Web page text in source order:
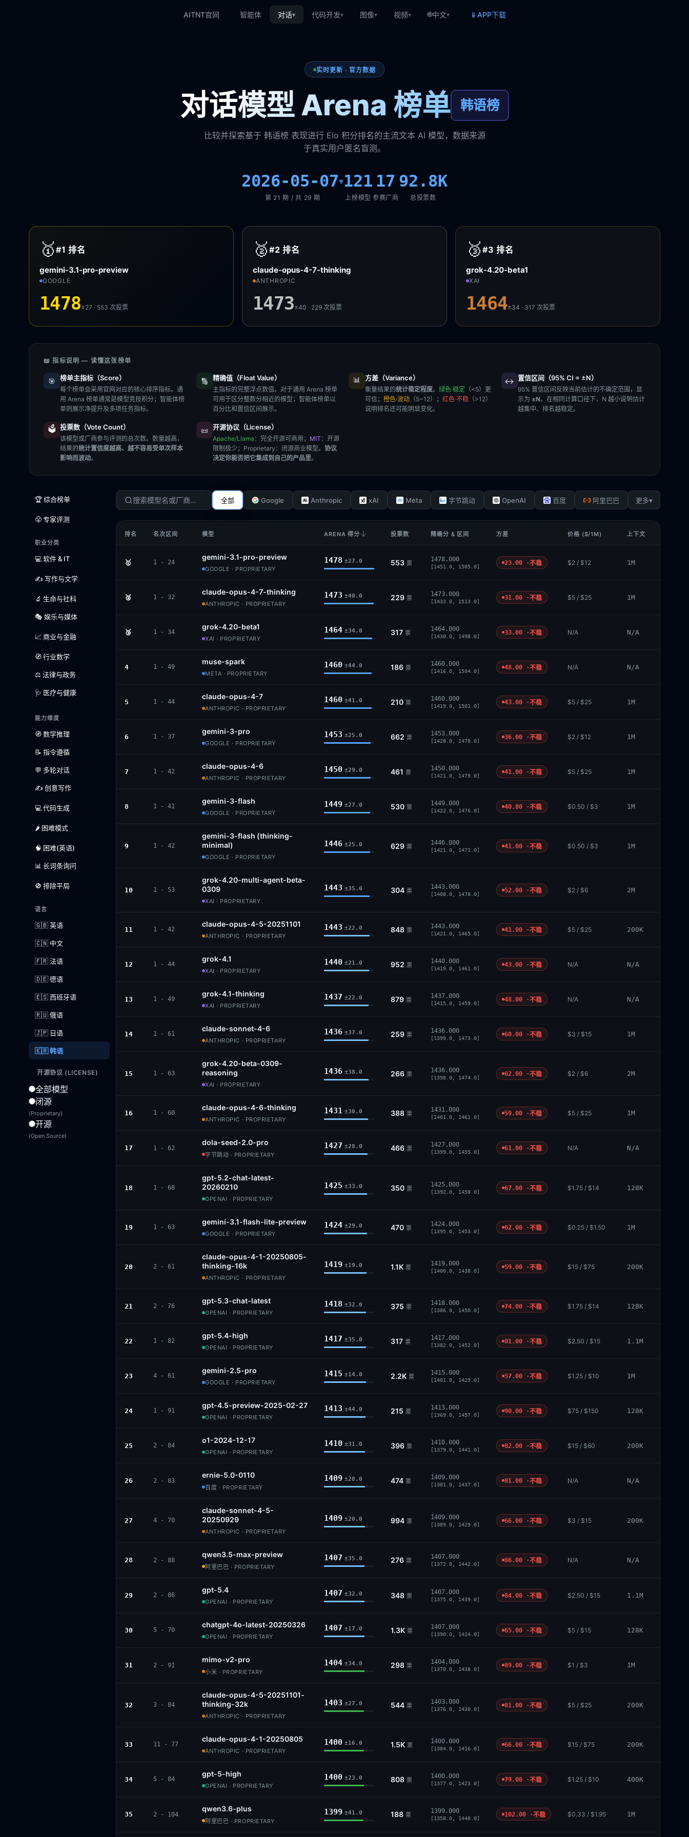
AITNT官网 智能体 对话▾ 代码开发▾ 图像▾ 视频▾ 🌐中文▾ 📱 APP下载
实时更新 · 官方数据
对话模型 Arena 榜单 韩语榜
比较并探索基于 韩语榜 表现进行 Elo 积分排名的主流文本 AI 模型，数据来源
于真实用户匿名盲测。
2026-05-07▾
第 21 期 / 共 29 期
121
上榜模型
17
参赛厂商
92.8K
总投票数
🥇 #1排名
gemini-3.1-pro-preview
GOOGLE
1478±27 · 553次投票
🥈 #2排名
claude-opus-4-7-thinking
ANTHROPIC
1473±40 · 229次投票
🥉 #3排名
grok-4.20-beta1
XAI
1464±34 · 317次投票
📖 指标说明 — 读懂这张榜单
🎯 榜单主指标（Score）
每个榜单会采用官网对应的核心排序指标。通
用 Arena 榜单通常是模型竞技积分；智能体榜
单则展示净提升及多项任务指标。
🔢 精确值（Float Value）
主指标的完整浮点数值。对于通用 Arena 榜单
可用于区分整数分相近的模型；智能体榜单以
百分比和置信区间展示。
📊 方差（Variance）
衡量结果的统计稳定程度。 绿色·稳定 （<5）更
可信； 橙色·波动 （5~12）； 红色·不稳 （>12）
说明排名还可能明显变化。
↔️ 置信区间（95% CI = ±N）
95% 置信区间反映当前估计的不确定范围，显
示为 ±N。在相同计算口径下，N 越小说明估计
越集中、排名越稳定。
🗳️ 投票数（Vote Count）
该模型或厂商参与评测的总次数。数量越高，
结果的统计置信度越高、越不容易受单次样本
影响而波动。
📜 开源协议（License）
Apache/Llama ：完全开源可商用； MIT ：开源
限制极少； Proprietary ：闭源商业模型。 协议
决定你能否把它集成到自己的产品里。
🏆 综合榜单
😤 专家评测
职业分类
💻 软件 & IT
✍️ 写作与文学
🔬 生命与社科
🎭 娱乐与媒体
📈 商业与金融
🧭 行业数学
⚖️ 法律与政务
🩺 医疗与健康
能力维度
🧭 数学推理
📝 指令遵循
💬 多轮对话
✍️ 创意写作
💻 代码生成
🌶️ 困难模式
🧠 困难(英语)
📊 长词条询问
🚫 排除平局
语言
🇬🇧 英语
🇨🇳 中文
🇫🇷 法语
🇩🇪 德语
🇪🇸 西班牙语
🇷🇺 俄语
🇯🇵 日语
🇰🇷 韩语
开源协议 (LICENSE)
全部模型
闭源
(Proprietary)
开源
(Open Source)
全部 Google Anthropic xAI Meta 字节跳动 OpenAI 百度 阿里巴巴 更多▾
排名 名次区间 模型 ARENA 得分 投票数 精确分 & 区间 方差 价格 ($/1M) 上下文
🥇 1 - 24
gemini-3.1-pro-preview
GOOGLE · PROPRIETARY
1478 ±27.0 553 票
1478.000
[1451.0, 1505.0]
23.00 ·不稳 $2 / $12 1M
🥈 1 - 32
claude-opus-4-7-thinking
ANTHROPIC · PROPRIETARY
1473 ±40.0 229 票
1473.000
[1433.0, 1513.0]
31.00 ·不稳 $5 / $25 1M
🥉 1 - 34
grok-4.20-beta1
XAI · PROPRIETARY
1464 ±34.0 317 票
1464.000
[1430.0, 1498.0]
33.00 ·不稳 N/A N/A
4 1 - 49
muse-spark
META · PROPRIETARY
1460 ±44.0 186 票
1460.000
[1416.0, 1504.0]
48.00 ·不稳 N/A N/A
5 1 - 44
claude-opus-4-7
ANTHROPIC · PROPRIETARY
1460 ±41.0 210 票
1460.000
[1419.0, 1501.0]
43.00 ·不稳 $5 / $25 1M
6 1 - 37
gemini-3-pro
GOOGLE · PROPRIETARY
1453 ±25.0 662 票
1453.000
[1428.0, 1478.0]
36.00 ·不稳 $2 / $12 1M
7 1 - 42
claude-opus-4-6
ANTHROPIC · PROPRIETARY
1450 ±29.0 461 票
1450.000
[1421.0, 1479.0]
41.00 ·不稳 $5 / $25 1M
8 1 - 41
gemini-3-flash
GOOGLE · PROPRIETARY
1449 ±27.0 530 票
1449.000
[1422.0, 1476.0]
40.00 ·不稳 $0.50 / $3 1M
9 1 - 42
gemini-3-flash (thinking-
minimal)
GOOGLE · PROPRIETARY
1446 ±25.0 629 票
1446.000
[1421.0, 1471.0]
41.00 ·不稳 $0.50 / $3 1M
10 1 - 53
grok-4.20-multi-agent-beta-
0309
XAI · PROPRIETARY
1443 ±35.0 304 票
1443.000
[1408.0, 1478.0]
52.00 ·不稳 $2 / $6 2M
11 1 - 42
claude-opus-4-5-20251101
ANTHROPIC · PROPRIETARY
1443 ±22.0 848 票
1443.000
[1421.0, 1465.0]
41.00 ·不稳 $5 / $25 200K
12 1 - 44
grok-4.1
XAI · PROPRIETARY
1440 ±21.0 952 票
1440.000
[1419.0, 1461.0]
43.00 ·不稳 N/A N/A
13 1 - 49
grok-4.1-thinking
XAI · PROPRIETARY
1437 ±22.0 879 票
1437.000
[1415.0, 1459.0]
48.00 ·不稳 N/A N/A
14 1 - 61
claude-sonnet-4-6
ANTHROPIC · PROPRIETARY
1436 ±37.0 259 票
1436.000
[1399.0, 1473.0]
60.00 ·不稳 $3 / $15 1M
15 1 - 63
grok-4.20-beta-0309-
reasoning
XAI · PROPRIETARY
1436 ±38.0 266 票
1436.000
[1398.0, 1474.0]
62.00 ·不稳 $2 / $6 2M
16 1 - 60
claude-opus-4-6-thinking
ANTHROPIC · PROPRIETARY
1431 ±30.0 388 票
1431.000
[1401.0, 1461.0]
59.00 ·不稳 $5 / $25 1M
17 1 - 62
dola-seed-2.0-pro
字节跳动 · PROPRIETARY
1427 ±28.0 466 票
1427.000
[1399.0, 1455.0]
61.00 ·不稳 N/A N/A
18 1 - 68
gpt-5.2-chat-latest-
20260210
OPENAI · PROPRIETARY
1425 ±33.0 350 票
1425.000
[1392.0, 1458.0]
67.00 ·不稳 $1.75 / $14 128K
19 1 - 63
gemini-3.1-flash-lite-preview
GOOGLE · PROPRIETARY
1424 ±29.0 470 票
1424.000
[1395.0, 1453.0]
62.00 ·不稳 $0.25 / $1.50 1M
20 2 - 61
claude-opus-4-1-20250805-
thinking-16k
ANTHROPIC · PROPRIETARY
1419 ±19.0 1.1K 票
1419.000
[1400.0, 1438.0]
59.00 ·不稳 $15 / $75 200K
21 2 - 76
gpt-5.3-chat-latest
OPENAI · PROPRIETARY
1418 ±32.0 375 票
1418.000
[1386.0, 1450.0]
74.00 ·不稳 $1.75 / $14 128K
22 1 - 82
gpt-5.4-high
OPENAI · PROPRIETARY
1417 ±35.0 317 票
1417.000
[1382.0, 1452.0]
81.00 ·不稳 $2.50 / $15 1.1M
23 4 - 61
gemini-2.5-pro
GOOGLE · PROPRIETARY
1415 ±14.0 2.2K 票
1415.000
[1401.0, 1429.0]
57.00 ·不稳 $1.25 / $10 1M
24 1 - 91
gpt-4.5-preview-2025-02-27
OPENAI · PROPRIETARY
1413 ±44.0 215 票
1413.000
[1369.0, 1457.0]
90.00 ·不稳 $75 / $150 128K
25 2 - 84
o1-2024-12-17
OPENAI · PROPRIETARY
1410 ±31.0 396 票
1410.000
[1379.0, 1441.0]
82.00 ·不稳 $15 / $60 200K
26 2 - 83
ernie-5.0-0110
百度 · PROPRIETARY
1409 ±28.0 474 票
1409.000
[1381.0, 1437.0]
81.00 ·不稳 N/A N/A
27 4 - 70
claude-sonnet-4-5-
20250929
ANTHROPIC · PROPRIETARY
1409 ±20.0 994 票
1409.000
[1389.0, 1429.0]
66.00 ·不稳 $3 / $15 200K
28 2 - 88
qwen3.5-max-preview
阿里巴巴 · PROPRIETARY
1407 ±35.0 276 票
1407.000
[1372.0, 1442.0]
86.00 ·不稳 N/A N/A
29 2 - 86
gpt-5.4
OPENAI · PROPRIETARY
1407 ±32.0 348 票
1407.000
[1375.0, 1439.0]
84.00 ·不稳 $2.50 / $15 1.1M
30 5 - 70
chatgpt-4o-latest-20250326
OPENAI · PROPRIETARY
1407 ±17.0 1.3K 票
1407.000
[1390.0, 1424.0]
65.00 ·不稳 $5 / $15 128K
31 2 - 91
mimo-v2-pro
小米 · PROPRIETARY
1404 ±34.0 298 票
1404.000
[1370.0, 1438.0]
89.00 ·不稳 $1 / $3 1M
32 3 - 84
claude-opus-4-5-20251101-
thinking-32k
ANTHROPIC · PROPRIETARY
1403 ±27.0 544 票
1403.000
[1376.0, 1430.0]
81.00 ·不稳 $5 / $25 200K
33 11 - 77
claude-opus-4-1-20250805
ANTHROPIC · PROPRIETARY
1400 ±16.0 1.5K 票
1400.000
[1384.0, 1416.0]
66.00 ·不稳 $15 / $75 200K
34 5 - 84
gpt-5-high
OPENAI · PROPRIETARY
1400 ±23.0 808 票
1400.000
[1377.0, 1423.0]
79.00 ·不稳 $1.25 / $10 400K
35 2 - 104
qwen3.6-plus
阿里巴巴 · PROPRIETARY
1399 ±41.0 188 票
1399.000
[1358.0, 1440.0]
102.00 ·不稳 $0.33 / $1.95 1M